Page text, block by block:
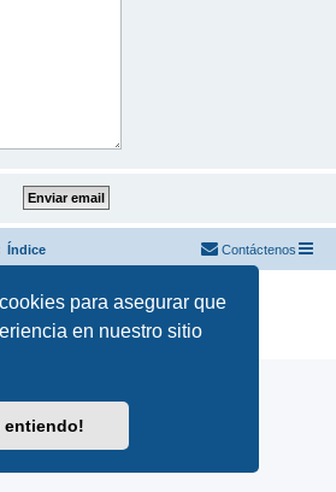
para asegurar que
en nuestro sitio
entiendo!
Índice Contáctenos
phpBB ® Forum Software © phpBB Limited
al español por
phpBB España
|Condiciones